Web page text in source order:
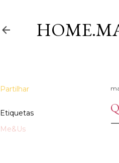
Partilhar
Etiquetas
Me&Us